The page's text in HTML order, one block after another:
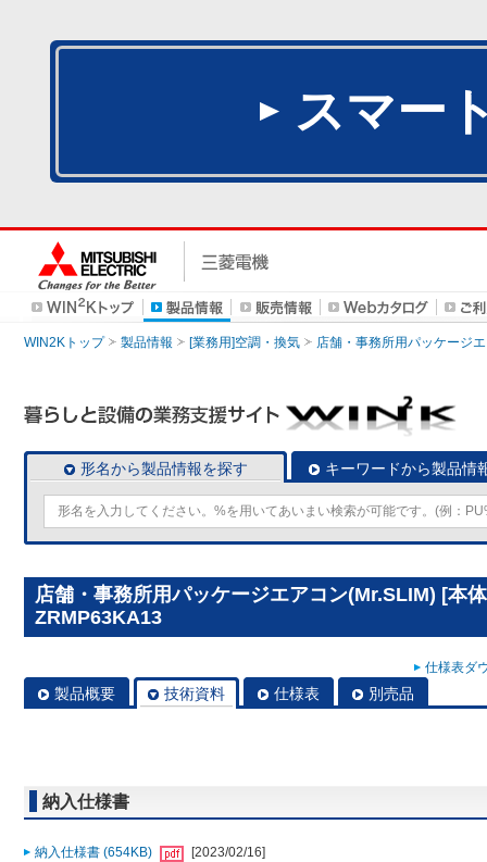
スマー
WIN2Kトップ 製品情報 [業務用]空調・換気 店舗・事務所用パッケージ
形名から製品情報を探す キーワードから製品情
店舗・事務所用パッケージエアコン(Mr.SLIM) [本
ZRMP63KA13
仕様表ダ
製品概要 技術資料 仕様表 別売品
納入仕様書
納入仕様書 (654KB) [2023/02/16]